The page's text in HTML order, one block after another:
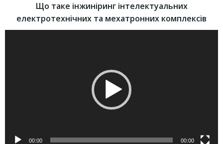
Що таке інжиніринг інтелектуальних
електротехнічних та мехатронних комплексів
00:00 00:00